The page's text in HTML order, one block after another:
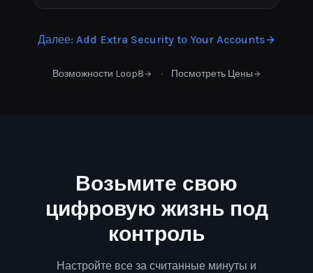
Далее: Add Extra Security to Your Accounts
Возможности Loop8 · Посмотреть Цены
Возьмите свою
цифровую жизнь под
контроль
Настройте все за считанные минуты и